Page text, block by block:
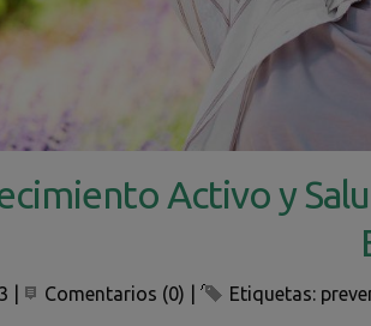
Activo y
Comentarios (0) Etiquetas: